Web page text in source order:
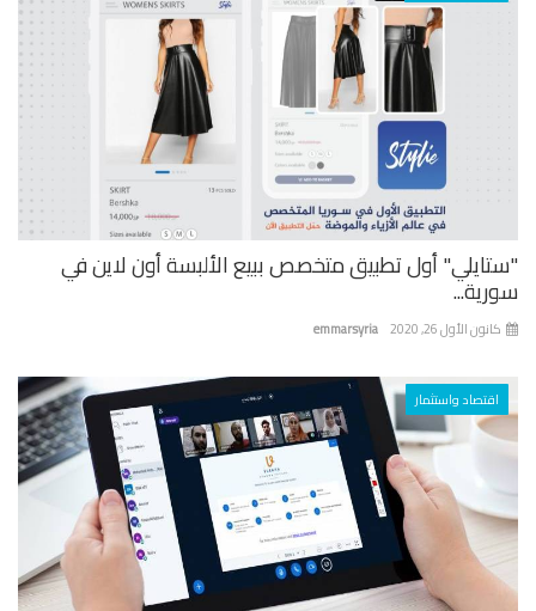
أول تطبيق متخصص ببيع الألبسة أون لاين في
emmarsyria الأول 26, 2020
اقتصاد واستثمار